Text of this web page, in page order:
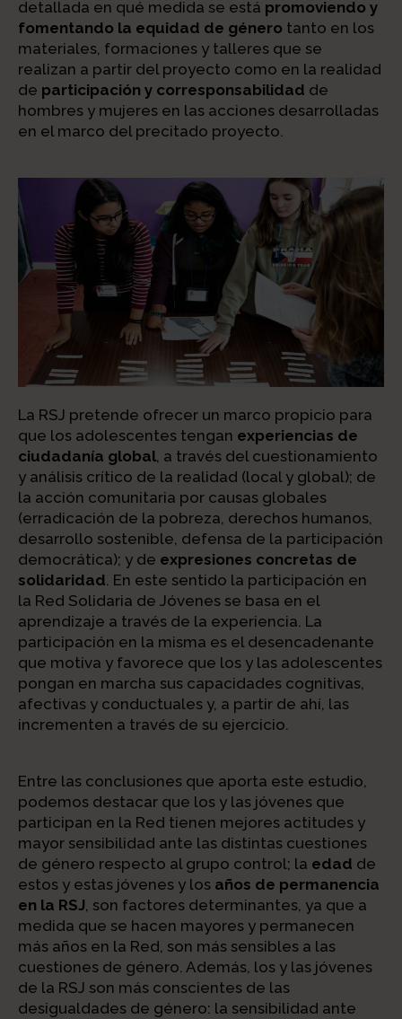
detallada en qué medida se está promoviendo y
fomentando la equidad de género tanto en los
materiales, formaciones y talleres que se
realizan a partir del proyecto como en la realidad
de participación y corresponsabilidad de
hombres y mujeres en las acciones desarrolladas
en el marco del precitado proyecto.
La RSJ pretende ofrecer un marco propicio para
que los adolescentes tengan experiencias de
ciudadanía global, a través del cuestionamiento
y análisis crítico de la realidad (local y global); de
la acción comunitaria por causas globales
(erradicación de la pobreza, derechos humanos,
desarrollo sostenible, defensa de la participación
democrática); y de expresiones concretas de
solidaridad. En este sentido la participación en
la Red Solidaria de Jóvenes se basa en el
aprendizaje a través de la experiencia. La
participación en la misma es el desencadenante
que motiva y favorece que los y las adolescentes
pongan en marcha sus capacidades cognitivas,
afectivas y conductuales y, a partir de ahí, las
incrementen a través de su ejercicio.
Entre las conclusiones que aporta este estudio,
podemos destacar que los y las jóvenes que
participan en la Red tienen mejores actitudes y
mayor sensibilidad ante las distintas cuestiones
de género respecto al grupo control; la edad de
estos y estas jóvenes y los años de permanencia
en la RSJ, son factores determinantes, ya que a
medida que se hacen mayores y permanecen
más años en la Red, son más sensibles a las
cuestiones de género. Además, los y las jóvenes
de la RSJ son más conscientes de las
desigualdades de género: la sensibilidad ante